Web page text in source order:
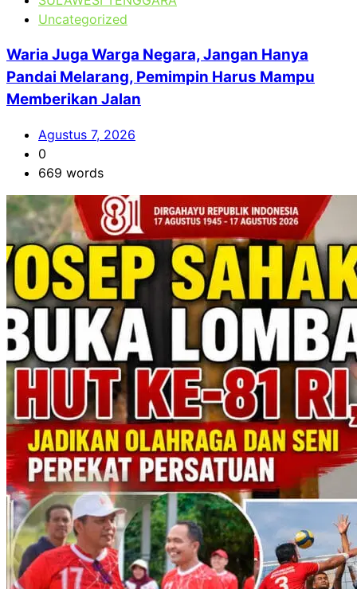
Uncategorized
Waria Juga Warga Negara, Jangan Hanya
Pandai Melarang, Pemimpin Harus Mampu
Memberikan Jalan
Agustus 7, 2026
0
669 words